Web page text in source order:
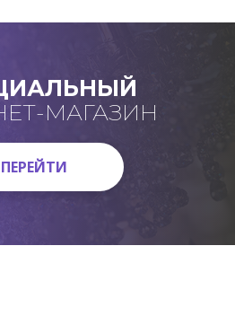
МАГАЗИН
ПЕРЕЙТИ
ПЕРЕЙТИ